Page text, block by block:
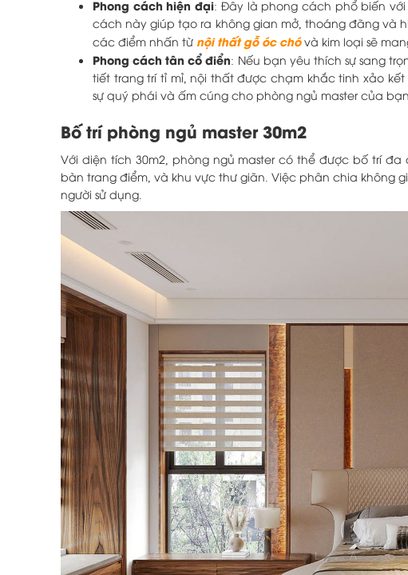
Phong cách hiện đại: Đây là phong cách phổ biến
cách này giúp tạo ra không gian mở, thoáng đãng và
các điểm nhấn từ nội thất gỗ óc chóvà kim loại sẽ
Phong cách tân cổ điển: Nếu bạn yêu thích sự sang
tiết trang trí tỉ mỉ, nội thất được chạm khắc tinh xảo
sự quý phái và ấm cúng cho phòng ngủ master của bạn.
Bố trí phòng ngủ master 30m2
Với diện tích 30m2, phòng ngủ master có thể được bố trí
bàn trang điểm, và khu vực thư giãn. Việc phân chia không
người sử dụng.